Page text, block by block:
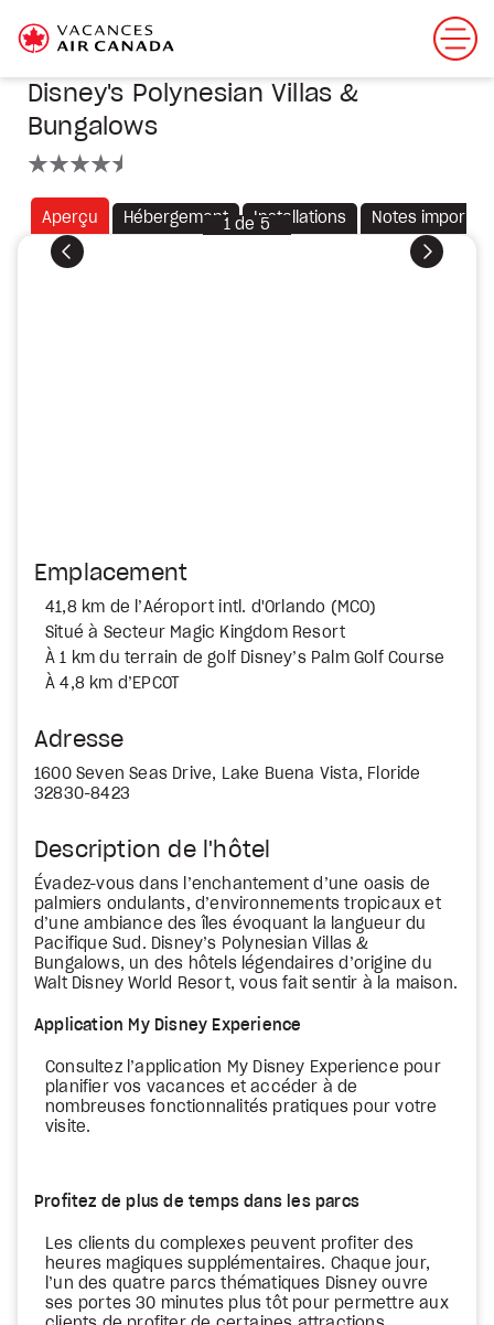
Disney's Polynesian Villas &
Bungalows
Aperçu Hébergement Installations Notes
Précédent Suivant
1 de 5
Emplacement
41,8 km de l’Aéroport intl. d'Orlando (MCO)
Situé à Secteur Magic Kingdom Resort
À 1 km du terrain de golf Disney’s Palm Golf Course
À 4,8 km d’EPCOT
Adresse
1600 Seven Seas Drive, Lake Buena Vista, Floride
32830-8423
Description de l'hôtel
Évadez-vous dans l’enchantement d’une oasis de
palmiers ondulants, d’environnements tropicaux et
d’une ambiance des îles évoquant la langueur du
Pacifique Sud. Disney’s Polynesian Villas &
Bungalows, un des hôtels légendaires d’origine du
Walt Disney World Resort, vous fait sentir à la maison.
Application My Disney Experience
Consultez l’application My Disney Experience pour
planifier vos vacances et accéder à de
nombreuses fonctionnalités pratiques pour votre
visite.
Profitez de plus de temps dans les parcs
Les clients du complexes peuvent profiter des
heures magiques supplémentaires. Chaque jour,
l’un des quatre parcs thématiques Disney ouvre
ses portes 30 minutes plus tôt pour permettre aux